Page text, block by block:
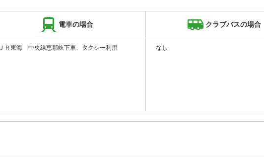
電車の場合 クラブバスの場合
ＪＲ東海 中央線恵那峡下車、タクシー利用 なし